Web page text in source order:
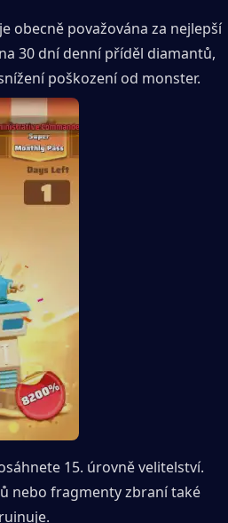
je obecně považována za nejlepší
30 dní denní příděl diamantů,
poškození od monster.
15. úrovně velitelství.
nebo fragmenty zbraní také